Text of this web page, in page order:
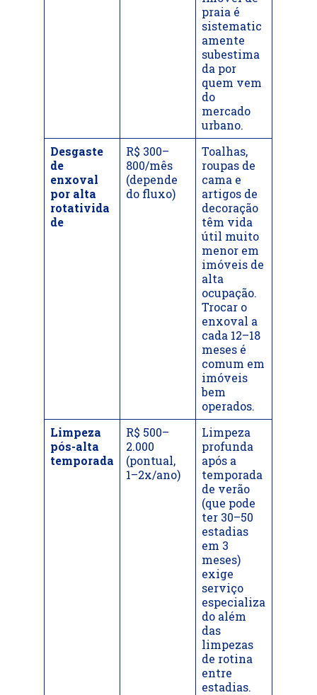
praia é
sistematic
amente
subestima
da por
quem vem
do
mercado
urbano.
Desgaste
de
enxoval
por alta
rotativida
de
R$ 300–
800/mês
(depende
do fluxo)
Toalhas,
roupas de
cama e
artigos de
decoração
têm vida
útil muito
menor em
imóveis de
alta
ocupação.
Trocar o
enxoval a
cada 12–18
meses é
comum em
imóveis
bem
operados.
Limpeza
pós-alta
temporada
R$ 500–
2.000
(pontual,
1–2x/ano)
Limpeza
profunda
após a
temporada
de verão
(que pode
ter 30–50
estadias
em 3
meses)
exige
serviço
especializa
do além
das
limpezas
de rotina
entre
estadias.